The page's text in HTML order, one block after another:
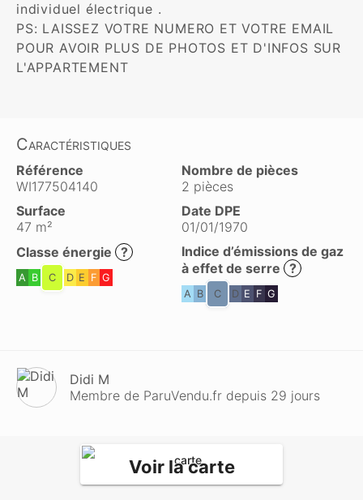
individuel électrique .
PS: LAISSEZ VOTRE NUMERO ET VOTRE EMAIL
POUR AVOIR PLUS DE PHOTOS ET D'INFOS SUR
L'APPARTEMENT
Caractéristiques
Référence
WI177504140
Nombre de pièces
2 pièces
Surface
47 m²
Date DPE
01/01/1970
Classe énergie ?
A B C D E F G
Indice d’émissions de gaz
à effet de serre ?
A B C D E F G
Didi M
Membre de ParuVendu.fr depuis 29 jours
Voir la carte